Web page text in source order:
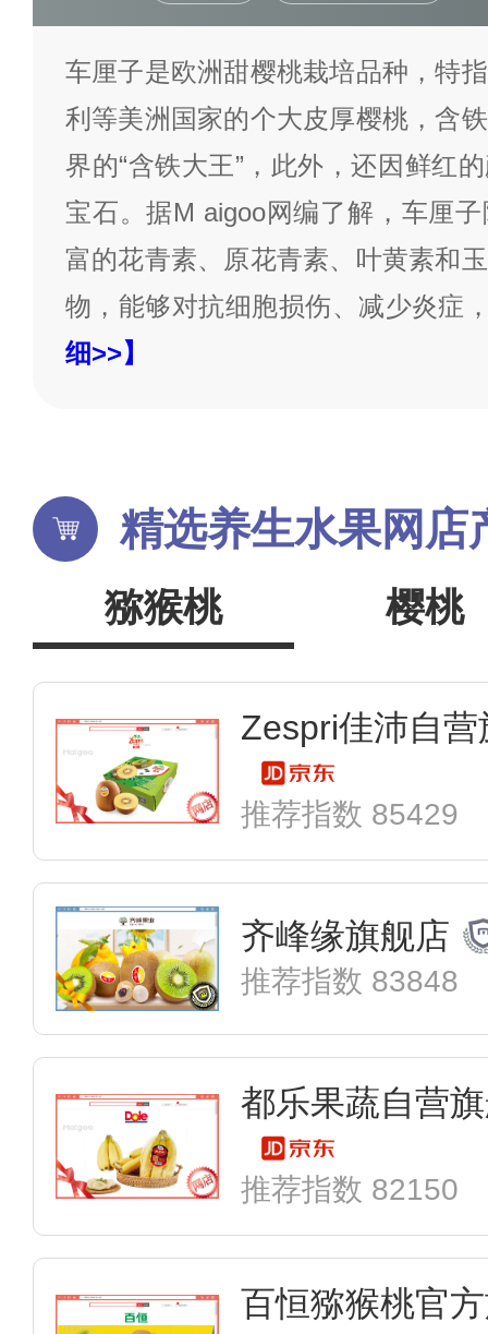
车厘子是欧洲甜樱桃栽培品种，特
利等美洲国家的个大皮厚樱桃，含
界的“含铁大王”，此外，还因鲜红
宝石。据M aigoo网编了解，车厘
富的花青素、原花青素、叶黄素和
物，能够对抗细胞损伤、减少炎症
细>>】
精选养生水果网店
猕猴桃 樱桃
Zespri佳沛自营
推荐指数 85429
齐峰缘旗舰店
推荐指数 83848
都乐果蔬自营
推荐指数 82150
百恒猕猴桃官